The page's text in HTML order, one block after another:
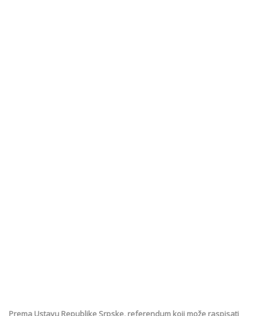
Prema Ustavu Republike Srpske, referendum koji može raspisati